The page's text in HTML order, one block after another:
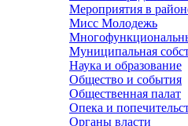
Мероприятия в
Мисс Молодежь
Муниципальная
Наука и образование
Общество и события
Общественная палат
Опека и
Органы власти